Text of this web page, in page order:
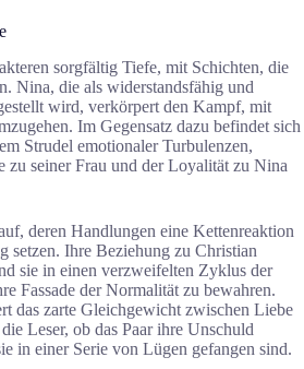
sorgfältig Tiefe, mit Schichten, die
Nina, die als widerstandsfähig und
wird, verkörpert den Kampf, mit
Im Gegensatz dazu befindet sich
Strudel emotionaler Turbulenzen,
zu seiner Frau und der Loyalität zu Nina
deren Handlungen eine Kettenreaktion
setzen. Ihre Beziehung zu Christian
sie in einen verzweifelten Zyklus der
Fassade der Normalität zu bewahren.
das zarte Gleichgewicht zwischen Liebe
Leser, ob das Paar ihre Unschuld
in einer Serie von Lügen gefangen sind.